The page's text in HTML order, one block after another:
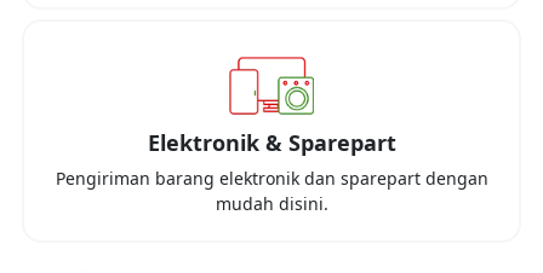
Elektronik & Sparepart
Pengiriman barang elektronik dan sparepart dengan
mudah disini.